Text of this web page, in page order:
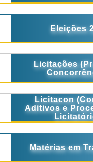
Eleições
Licitações
Licitacon
Aditivos e
Matérias em